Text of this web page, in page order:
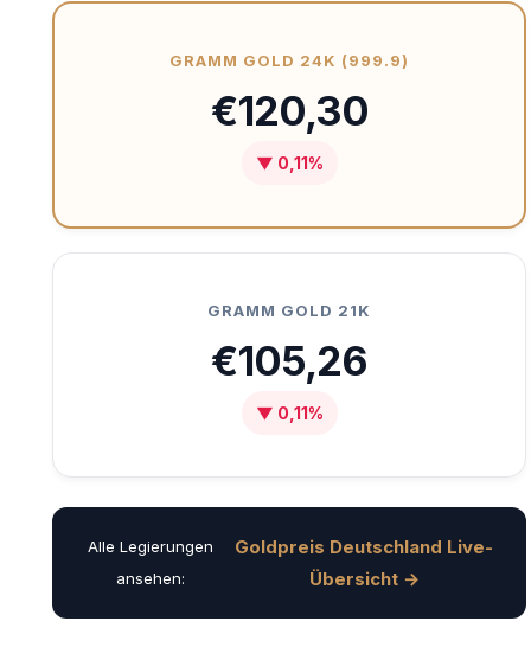
GRAMM GOLD 24K (999.9)
€120,30
▼ 0,11%
GRAMM GOLD 21K
€105,26
▼ 0,11%
Alle Legierungen
ansehen:
Goldpreis Deutschland Live-
Übersicht →